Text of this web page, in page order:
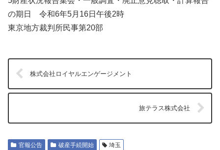
の期日 令和6年5月16日午後2時
東京地方裁判所民事第20部
株式会社ロイヤルエンゲージメント
旅テラス株式会社
官報公告 破産手続開始 埼玉